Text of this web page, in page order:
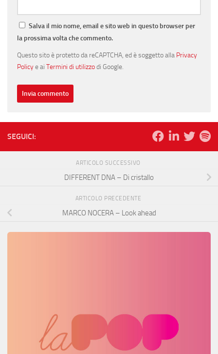
Salva il mio nome, email e sito web in questo browser per
la prossima volta che commento.
Questo sito è protetto da reCAPTCHA, ed è soggetto alla Privacy
Policye ai Termini di utilizzodi Google.
SEGUICI:
ARTICOLO SUCCESSIVO
DIFFERENT DNA – Di cristallo
ARTICOLO PRECEDENTE
MARCO NOCERA – Look ahead